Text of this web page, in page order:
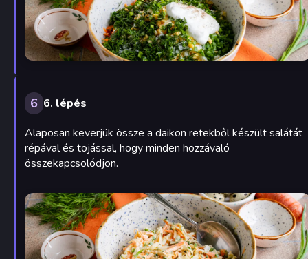
6 6. lépés
Alaposan keverjük össze a daikon retekből készült salátát
répával és tojással, hogy minden hozzávaló
összekapcsolódjon.